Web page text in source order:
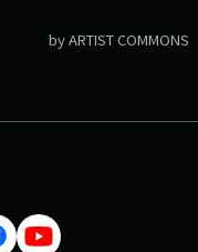
by ARTIST COMMONS